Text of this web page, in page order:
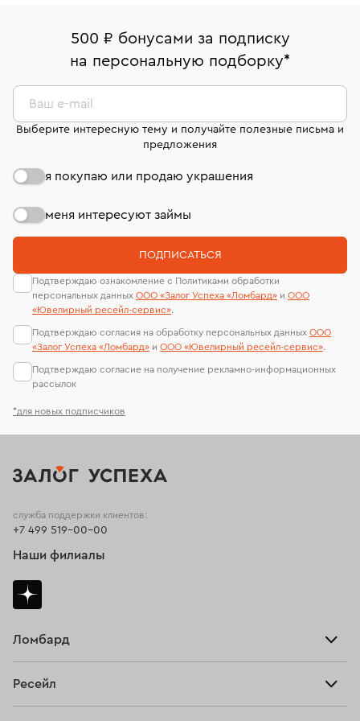
комиссионных украшений и часов смотрите на
странице«Возврат украшений»
Срок бронирования украшения при самовывозе из
филиала - 1 день, не считая день бронирования.
номер (УИН)
На особо ценные изделия получены
сертификаты МГУ и других геммологических
лабораторий
500 ₽ бонусами за подписку
на персональную подборку*
*для новых подписчиков
Ваш e-mail
Выберите интересную тему и получайте полезные письма и
предложения
я покупаю или продаю украшения
меня интересуют займы
ПОДПИСАТЬСЯ
Подтверждаю ознакомление с Политиками обработки
персональных данных ООО «Залог Успеха «Ломбард» и ООО
«Ювелирный ресейл-сервиc».
Подтверждаю согласия на обработку персональных данных ООО
«Залог Успеха «Ломбард» и ООО «Ювелирный ресейл-сервиc».
Подтверждаю согласие на получение рекламно-информационных
рассылок
Ломбард
Ресейл
служба поддержки клиентов:
+7 499 519-00-00
Наши филиалы